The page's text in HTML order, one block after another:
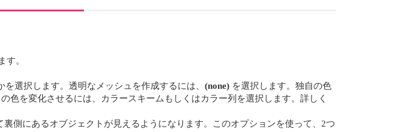
す。
選択します。透明なメッシュを作成するには、 (none) を選択します。独自の色
色を変化させるには、カラースキームもしくはカラー列を選択します。詳しく
裏側にあるオブジェクトが見えるようになります。このオプションを使って、2つ